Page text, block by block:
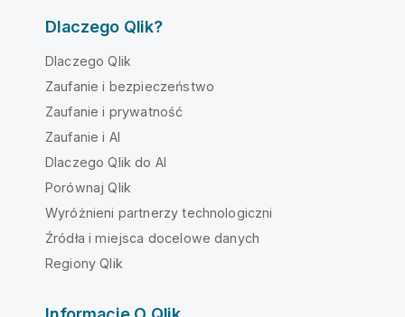
Dlaczego Qlik?
Dlaczego Qlik
Zaufanie i bezpieczeństwo
Zaufanie i prywatność
Zaufanie i AI
Dlaczego Qlik do AI
Porównaj Qlik
Wyróżnieni partnerzy technologiczni
Źródła i miejsca docelowe danych
Regiony Qlik